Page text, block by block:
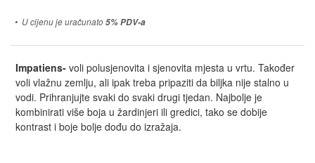
• U cijenu je uračunato5% PDV-a
Impatiens- voli polusjenovita i sjenovita mjesta u vrtu. Također
voli vlažnu zemlju, ali ipak treba pripaziti da biljka nije stalno u
vodi. Prihranjujte svaki do svaki drugi tjedan. Najbolje je
kombinirati više boja u žardinjeri ili gredici, tako se dobije
kontrast i boje bolje dođu do izražaja.